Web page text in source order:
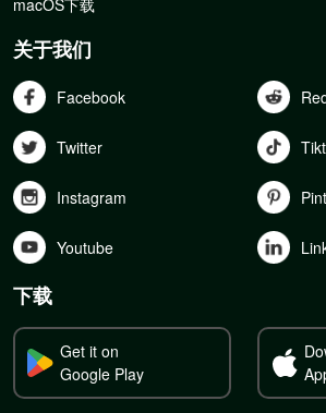
macOS下载
关于我们
Facebook
Twitter
Instagram
Youtube
下载
Get it on
Google Play